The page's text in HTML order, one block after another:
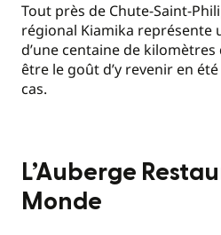
Tout près de Chute-Saint-
régional Kiamika représente
d’une centaine de
être le goût d’y revenir en
cas.
L’Auberge
Monde